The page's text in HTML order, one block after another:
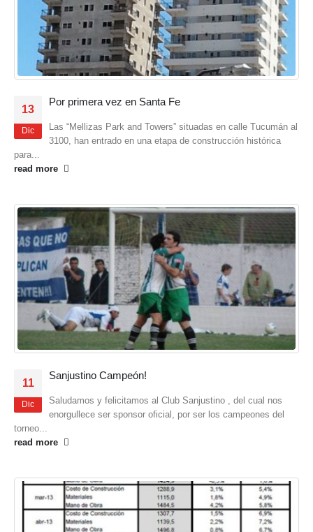
13
Dic
Por primera vez en Santa Fe
Las “Mellizas Park and Towers” situadas en calle Tucumán al
3100, han entrado en una etapa de construcción histórica
para...
read more
11
Dic
Sanjustino Campeón!
Saludamos y felicitamos al Club Sanjustino , del cual nos
enorgullece ser sponsor oficial, por ser los campeones del
torneo...
read more